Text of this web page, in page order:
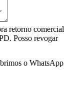
retorno comercial
Posso revogar
o WhatsApp